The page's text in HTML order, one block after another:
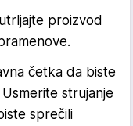
proizvod
četka da biste
strujanje
sprečili